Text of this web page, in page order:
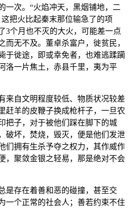
一次。“火焰冲天，黑烟铺地，二
把火比起秦末那位输急了的项
3个月也不灭的大火，可能差一点
而无不及。董卓杀富户，徙贫民，
于徙途，即或幸免者，也难逃蹂躏
洛一片焦土，赤县千里，夷为平
来自文明程度较低、物质状况较差
赶羊的皮鞭子换成枪杆子，一旦农
把子，对于被他们踩在脚下的城
破坏，焚烧，毁灭，便是他们发泄
们拥有生杀予夺之权力，其作威作
，聚敛金银之轻易，那是绝对不会
是存在着善和恶的碰撞，甚至交
一个正常的社会人；善若约束不住